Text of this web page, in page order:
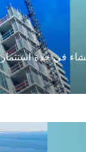
في جدة استثمار